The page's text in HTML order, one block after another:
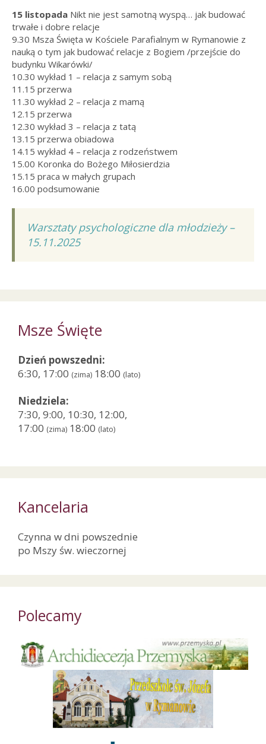
15 listopada Nikt nie jest samotną wyspą… jak budować
trwałe i dobre relacje
9.30 Msza Święta w Kościele Parafialnym w Rymanowie z
nauką o tym jak budować relacje z Bogiem /przejście do
budynku Wikarówki/
10.30 wykład 1 – relacja z samym sobą
11.15 przerwa
11.30 wykład 2 – relacja z mamą
12.15 przerwa
12.30 wykład 3 – relacja z tatą
13.15 przerwa obiadowa
14.15 wykład 4 – relacja z rodzeństwem
15.00 Koronka do Bożego Miłosierdzia
15.15 praca w małych grupach
16.00 podsumowanie
Warsztaty psychologiczne dla młodzieży –
15.11.2025
Msze Święte
Dzień powszedni:
6:30, 17:00 (zima) 18:00 (lato)
Niedziela:
7:30, 9:00, 10:30, 12:00,
17:00 (zima) 18:00 (lato)
Kancelaria
Czynna w dni powszednie
po Mszy św. wieczornej
Polecamy